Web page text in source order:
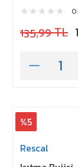
135,99 TL
%5
Rescal